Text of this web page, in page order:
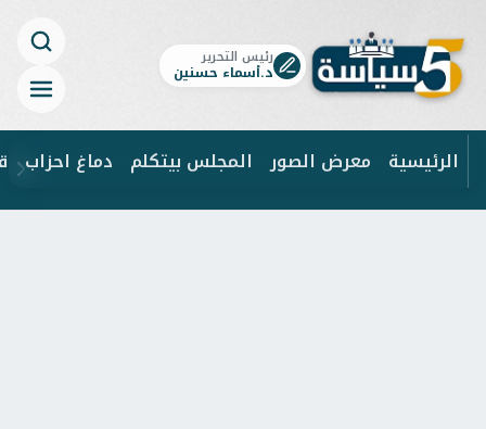
رئيس التحرير
د.أسماء حسنين
الرئيسية معرض الصور المجلس بيتكلم دماغ احزاب